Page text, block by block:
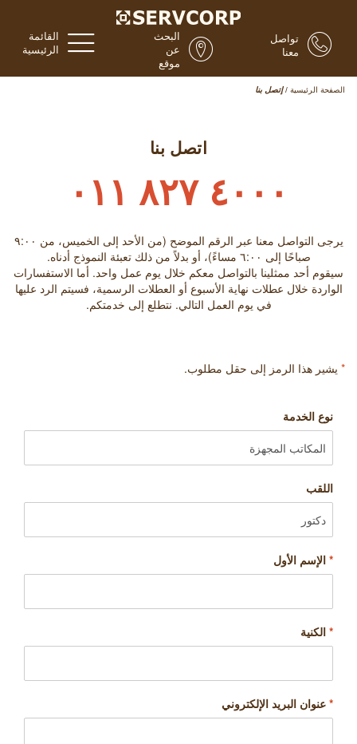
القائمة
الرئيسية
البحث
عن
موقع
تواصل
معنا
الصفحة الرئيسية / إتصل بنا
اتصل بنا
٤٠٠٠ ٨٢٧ ٠١١
يرجى التواصل معنا عبر الرقم الموضح (من الأحد إلى الخميس، من ٩:۰۰
صباحًا إلى ٦:۰۰ مساءً)، أو بدلاً من ذلك تعبئة النموذج أدناه.
سيقوم أحد ممثلينا بالتواصل معكم خلال يوم عمل واحد. أما الاستفسارات
الواردة خلال عطلات نهاية الأسبوع أو العطلات الرسمية، فسيتم الرد عليها
في يوم العمل التالي. نتطلع إلى خدمتكم.
* يشير هذا الرمز إلى حقل مطلوب.
نوع الخدمة
اللقب
* الإسم الأول
* الكنية
* عنوان البريد الإلكتروني